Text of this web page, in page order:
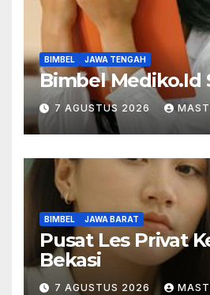
BIMBEL JAWA TENGAH
Bimbel Mediko.Id
7 AGUSTUS 2026
BIMBEL JAWA BARAT
Pusat Les Privat
Bekasi
7 AGUSTUS 2026